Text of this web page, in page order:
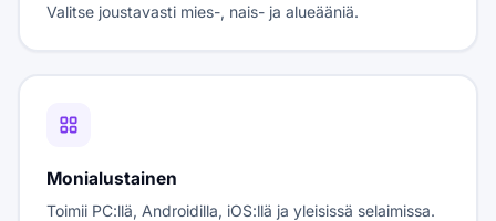
Valitse joustavasti mies-, nais- ja alueääniä.
Monialustainen
Toimii PC:llä, Androidilla, iOS:llä ja yleisissä selaimissa.